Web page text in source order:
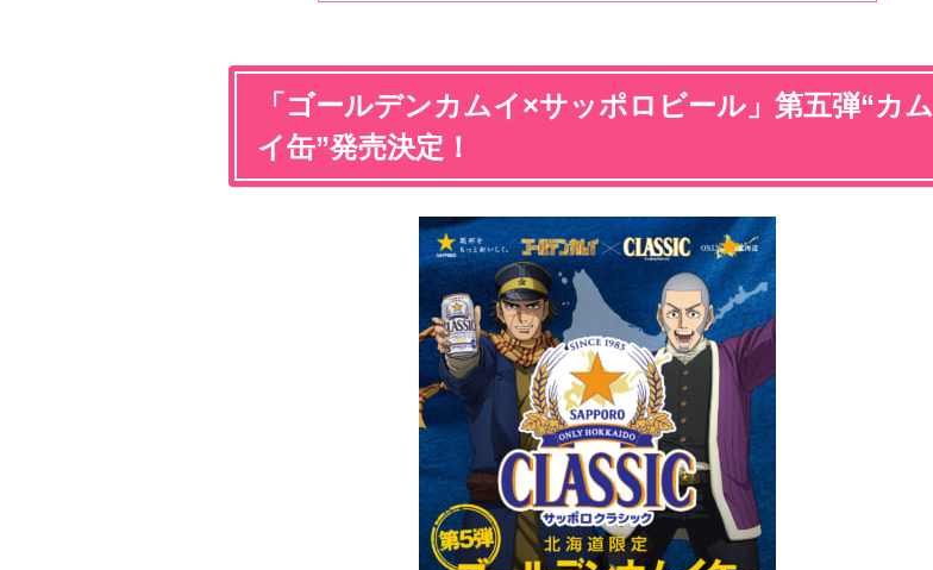
「ゴールデンカムイ×サッポロビール」第五弾“カム
イ缶”発売決定！